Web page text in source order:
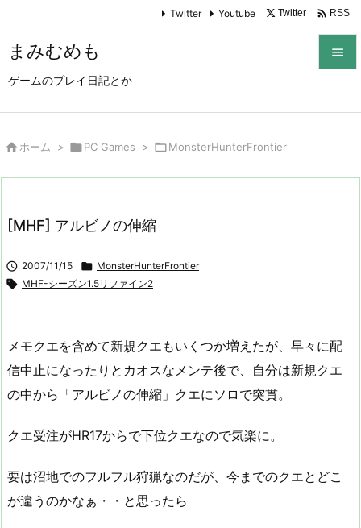
まみむめも
ゲームのプレイ日記とか

Twitter Youtube Twitter  RSS
 ホーム > PC Games > MonsterHunterFrontier
[MHF] アルビノの伸縮
 2007/11/15  MonsterHunterFrontier
 MHF-シーズン1.5リファイン2
メモクエを含めて新規クエもいくつか増えたが、早々に配
信中止になったりとカオスなメンテ後で、自分は新規クエ
の中から「アルビノの伸縮」クエにソロで突貫。
クエ受注がHR17からで下位クエなので気楽に。
要は沼地でのフルフル狩猟なのだが、今までのクエとどこ
が違うのかなぁ・・と思ったら